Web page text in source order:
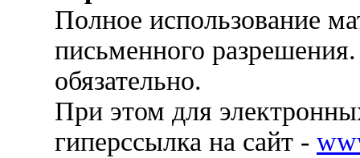
Полное использование
письменного
обязательно.
При этом для
гиперссылка на сайт -